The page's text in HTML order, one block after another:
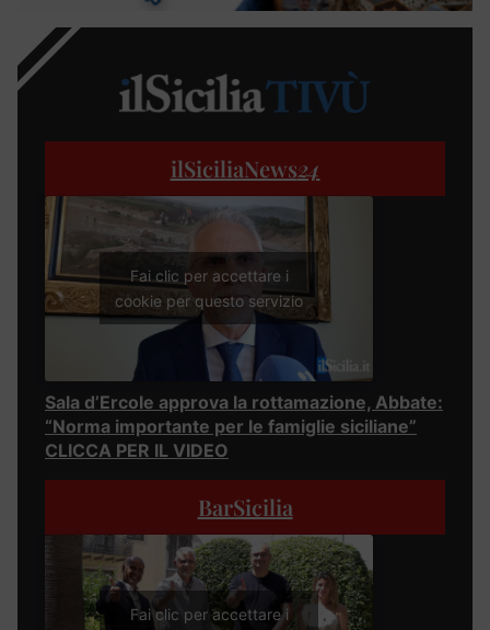
ilSiciliaNews24
Fai clic per accettare i
cookie per questo servizio
Sala d’Ercole approva la rottamazione, Abbate:
“Norma importante per le famiglie siciliane”
CLICCA PER IL VIDEO
BarSicilia
Fai clic per accettare i